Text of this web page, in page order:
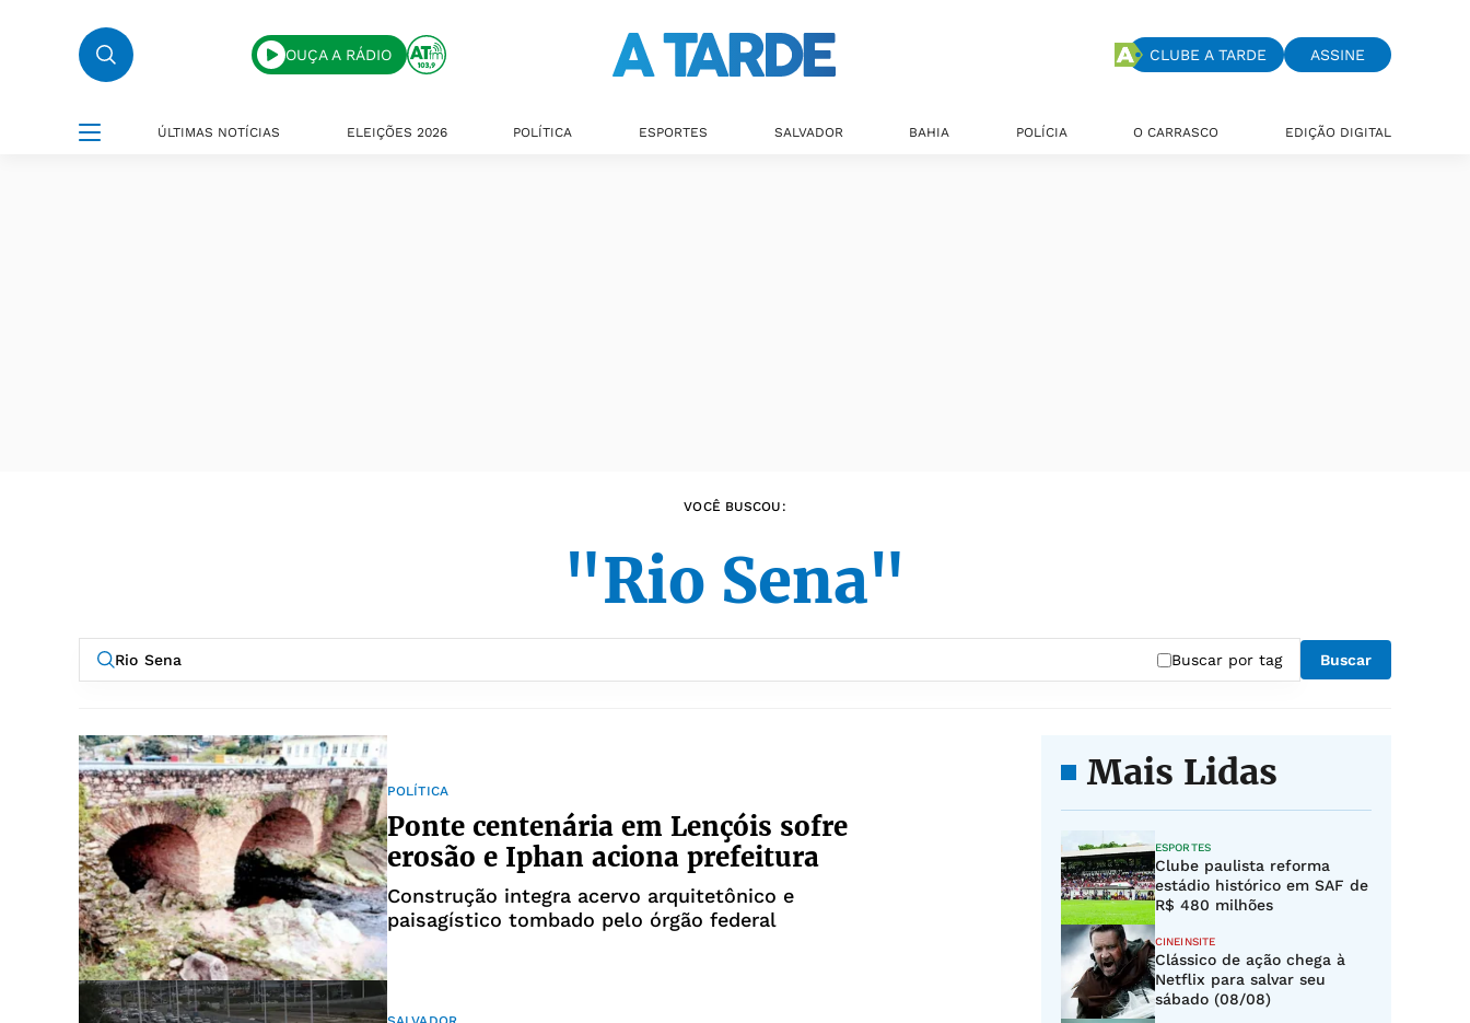
OUÇA A RÁDIO CLUBE A TARDE ASSINE
ÚLTIMAS NOTÍCIAS ELEIÇÕES 2026 POLÍTICA ESPORTES SALVADOR BAHIA POLÍCIA O CARRASCO EDIÇÃO DIGITAL
VOCÊ BUSCOU:
"Rio Sena"
Buscar por tag Buscar
POLÍTICA
Ponte centenária em Lençóis sofre
erosão e Iphan aciona prefeitura
Construção integra acervo arquitetônico e
paisagístico tombado pelo órgão federal
Mais Lidas
ESPORTES
Clube paulista reforma
estádio histórico em SAF de
R$ 480 milhões
CINEINSITE
Clássico de ação chega à
Netflix para salvar seu
sábado (08/08)